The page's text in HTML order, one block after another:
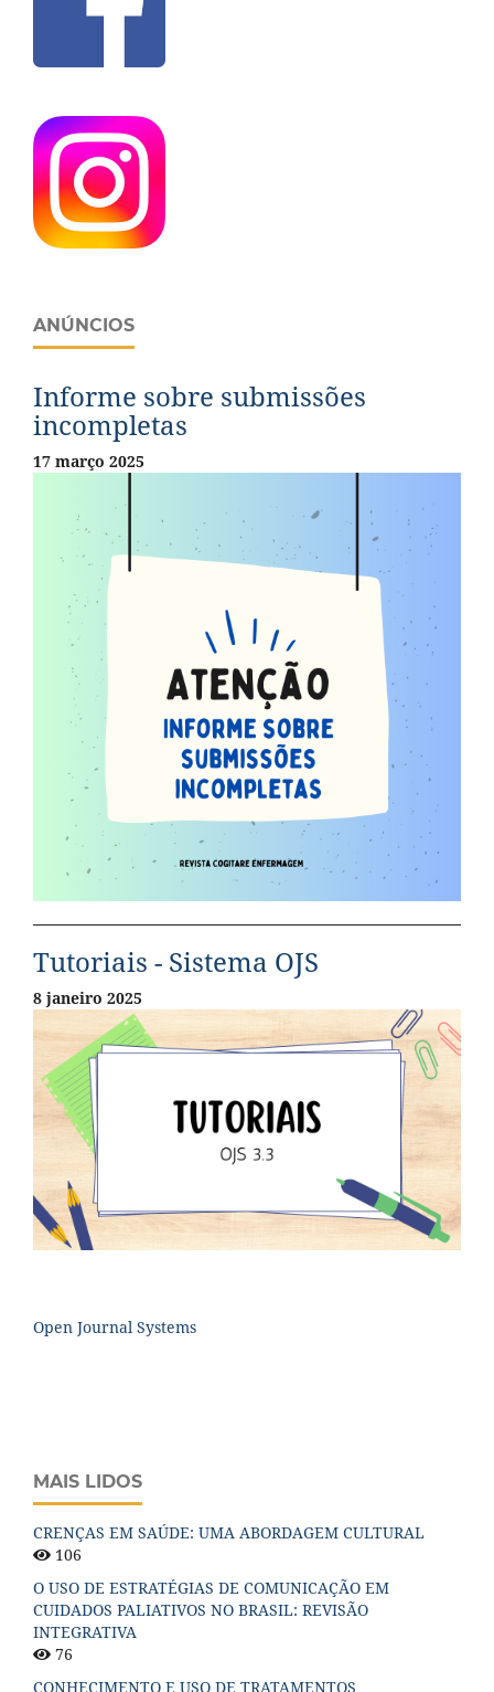
ANÚNCIOS
Informe sobre submissões
incompletas
17 março 2025
Tutoriais - Sistema OJS
8 janeiro 2025
Open Journal Systems
MAIS LIDOS
CRENÇAS EM SAÚDE: UMA ABORDAGEM CULTURAL
106
O USO DE ESTRATÉGIAS DE COMUNICAÇÃO EM
CUIDADOS PALIATIVOS NO BRASIL: REVISÃO
INTEGRATIVA
76
CONHECIMENTO E USO DE TRATAMENTOS